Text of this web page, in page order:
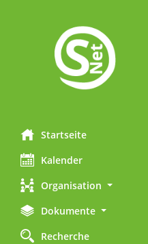
Startseite
Kalender
Organisation
Dokumente
Recherche